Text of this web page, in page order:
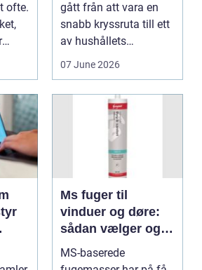
ofte.
gått från att vara en
snabb kryssruta till ett
av hushållets
viktigaste ekonom...
07 June 2026
Ms fuger til
vinduer og døre:
sådan vælger og
bruger du dem
rigtigt
MS-baserede